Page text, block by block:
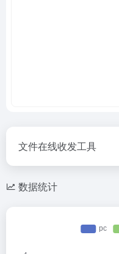
文件在线收发工具
数据统计